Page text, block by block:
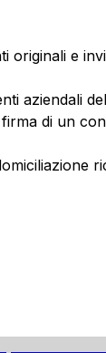
originali e
aziendali
di un